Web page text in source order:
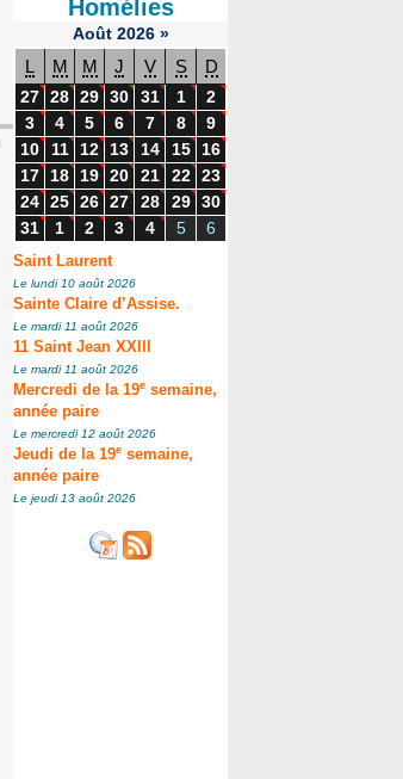
Homélies
Août 2026 »
L M M J V S D
27 28 29 30 31 1
2
3
4 5 6 7 8
9
10
11 12 13 14 15
16
17
18 19 20 21 22 23
24 25 26 27 28 29 30
31
1 2 3 4 5 6
Saint Laurent
Le lundi 10 août 2026
Sainte Claire d’Assise.
Le mardi 11 août 2026
11 Saint Jean XXIII
Le mardi 11 août 2026
Mercredi de la 19e semaine,
année paire
Le mercredi 12 août 2026
Jeudi de la 19e semaine,
année paire
Le jeudi 13 août 2026